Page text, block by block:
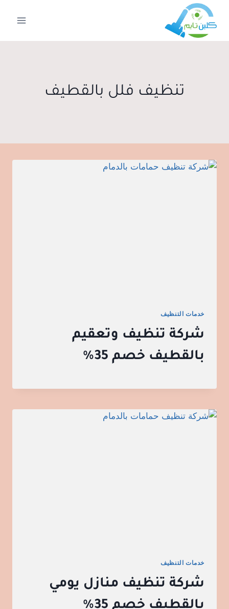
التجاوز
المحتوى
تنظيف فلل بالقطيف
خدمات التنظيف
شركة تنظيف وتعقيم
بالقطيف خصم 35%
خدمات التنظيف
شركة تنظيف منازل يومي
بالقطيف خصم 35%